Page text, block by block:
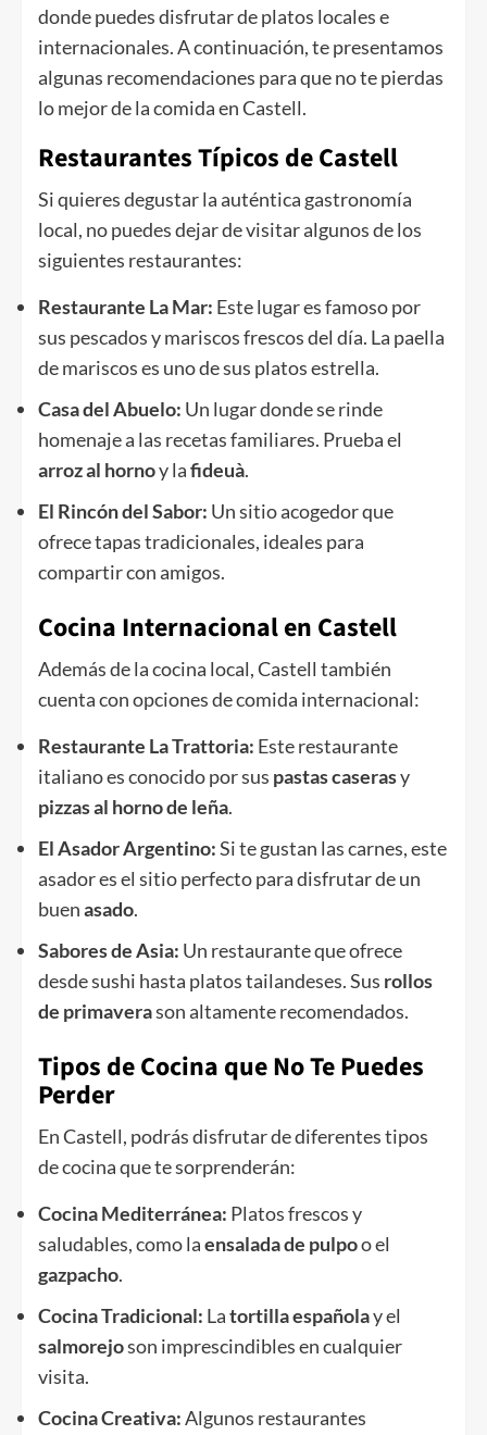
donde puedes disfrutar de platos locales e
internacionales. A continuación, te presentamos
algunas recomendaciones para que no te pierdas
lo mejor de la comida en Castell.
Restaurantes Típicos de Castell
Si quieres degustar la auténtica gastronomía
local, no puedes dejar de visitar algunos de los
siguientes restaurantes:
Restaurante La Mar: Este lugar es famoso por
sus pescados y mariscos frescos del día. La paella
de mariscos es uno de sus platos estrella.
Casa del Abuelo: Un lugar donde se rinde
homenaje a las recetas familiares. Prueba el
arroz al hornoy lafideuà.
El Rincón del Sabor: Un sitio acogedor que
ofrece tapas tradicionales, ideales para
compartir con amigos.
Cocina Internacional en Castell
Además de la cocina local, Castell también
cuenta con opciones de comida internacional:
Restaurante La Trattoria: Este restaurante
italiano es conocido por sus pastas caserasy
pizzas al horno de leña.
El Asador Argentino:Si te gustan las carnes, este
asador es el sitio perfecto para disfrutar de un
buenasado.
Sabores de Asia: Un restaurante que ofrece
desde sushi hasta platos tailandeses. Sus rollos
de primaverason altamente recomendados.
Tipos de Cocina que No Te Puedes
Perder
En Castell, podrás disfrutar de diferentes tipos
de cocina que te sorprenderán:
Cocina Mediterránea: Platos frescos y
saludables, como laensalada de pulpoo el
gazpacho.
Cocina Tradicional: Latortilla españolay el
salmorejoson imprescindibles en cualquier
visita.
Cocina Creativa:Algunos restaurantes